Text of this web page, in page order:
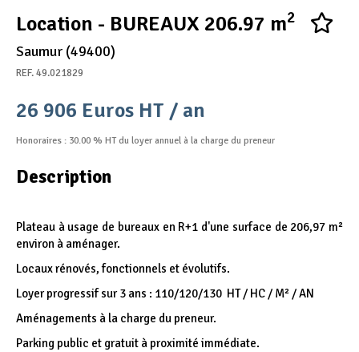
Appel d'offres
Nous rejoindre
Location - BUREAUX 206.97 m2
Saumur (49400)
REF. 49.021829
26 906 Euros HT / an
Honoraires : 30.00 % HT du loyer annuel à la charge du preneur
Description
Plateau à usage de bureaux en R+1 d'une surface de 206,97 m²
environ à aménager.
Locaux rénovés, fonctionnels et évolutifs.
Loyer progressif sur 3 ans : 110/120/130  HT / HC / M² / AN
Aménagements à la charge du preneur.
Parking public et gratuit à proximité immédiate.